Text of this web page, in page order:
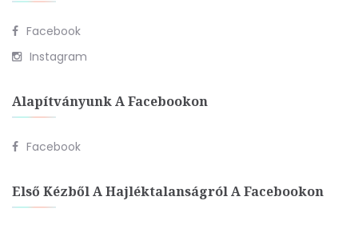
Facebook
Instagram
Alapítványunk A Facebookon
Facebook
Első Kézből A Hajléktalanságról A Facebookon